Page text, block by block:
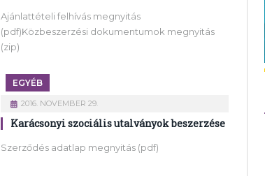
Ajánlattételi felhívás megnyitás
(pdf)Közbeszerzési dokumentumok megnyitás
(zip)
EGYÉB
2016. NOVEMBER 29.
Karácsonyi szociális utalványok beszerzése
Szerződés adatlap megnyitás (pdf)